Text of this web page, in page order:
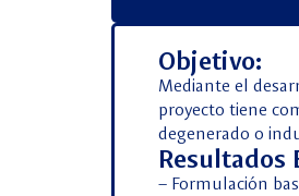
Objetivo:
Mediante el
proyecto tiene
degenerado o
Resultados
– Formulación